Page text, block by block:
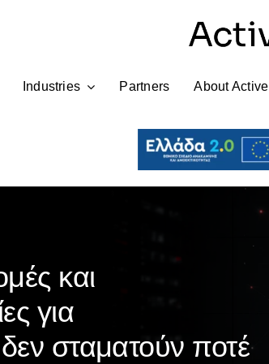
Industries Partners About Active
και
για
σταματούν ποτέ